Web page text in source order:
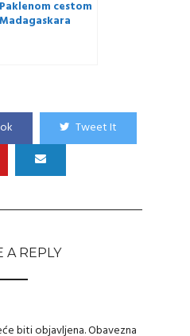
Paklenom cestom
Madagaskara
Tweet It
A REPLY
biti objavljena.Obavezna